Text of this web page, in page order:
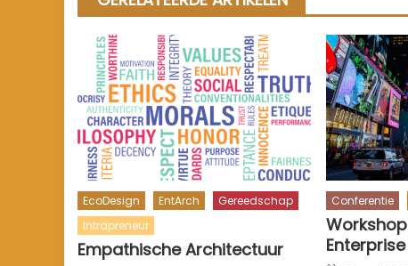
EcoDesign EntArch
Gereedschap
Intrapreneur
Empathische Architectuur
Conferentie
Enterprise